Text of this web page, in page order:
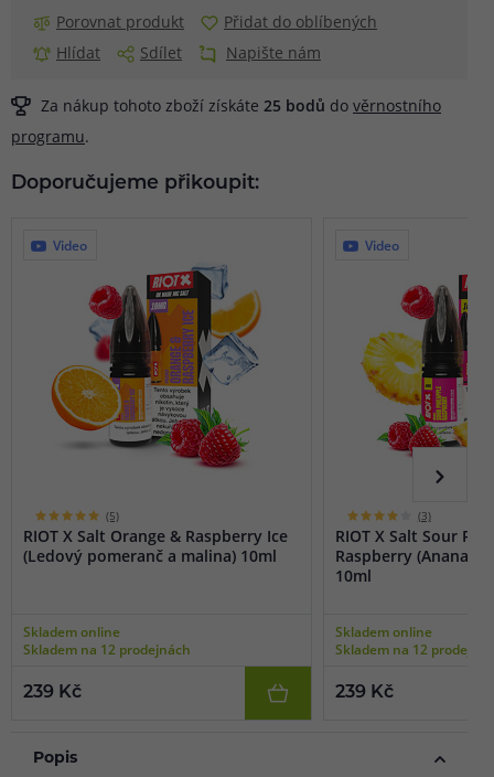
Porovnat produkt
Přidat do oblíbených
Hlídat
Sdílet Napište nám
Za nákup tohoto zboží získáte 25 bodů do věrnostního
programu.
Doporučujeme přikoupit:
Video
(5)
RIOT X Salt Orange & Raspberry Ice
(Ledový pomeranč a malina) 10ml
Skladem online
Skladem na 12 prodejnách
239 Kč
Video
(3)
RIOT X Salt Sour
Raspberry (Ananas
10ml
Skladem online
Skladem na 12
239 Kč
Popis